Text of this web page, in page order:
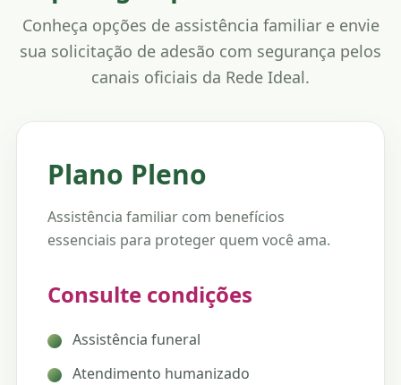
Conheça opções de assistência familiar e envie
sua solicitação de adesão com segurança pelos
canais oficiais da Rede Ideal.
Plano Pleno
Assistência familiar com benefícios
essenciais para proteger quem você ama.
Consulte condições
Assistência funeral
Atendimento humanizado